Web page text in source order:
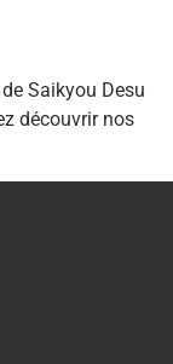
Saikyou Desu
découvrir nos